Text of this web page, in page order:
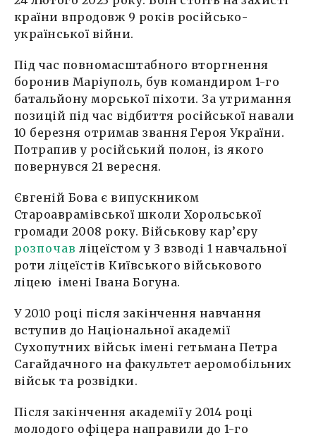
країни впродовж 9 років російсько-
української війни.
Під час повномасштабного вторгнення
боронив Маріуполь, був командиром 1-го
батальйону морської піхоти. За утримання
позицій під час відбиття російської навали
10 березня отримав звання Героя України.
Потрапив у російський полон, із якого
повернувся 21 вересня.
Євгеній Бова є випускником
Староаврамівської школи Хорольської
громади 2008 року. Військову кар’єру
розпочав ліцеїстом у 3 взводі 1 навчальної
роти ліцеїстів Київського військового
ліцею імені Івана Богуна.
У 2010 році після закінчення навчання
вступив до Національної академії
Сухопутних військ імені гетьмана Петра
Сагайдачного на факультет аеромобільних
військ та розвідки.
Після закінчення академії у 2014 році
молодого офіцера направили до 1-го